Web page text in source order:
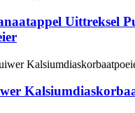
Uittreksel